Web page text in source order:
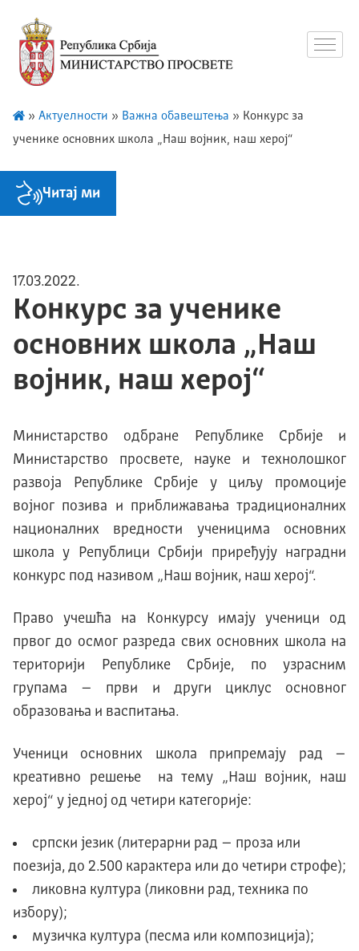
» Актуелности » Важна обавештења » Конкурс за
ученике основних школа „Наш војник, наш херој“
Читај ми
17.03.2022.
Конкурс за ученике
основних школа „Наш
војник, наш херој“
Министарство одбране Републике Србије и
Министарство просвете, науке и технолошког
развоја Републике Србије у циљу промоције
војног позива и приближавања традиционалних
националних вредности ученицима основних
школа у Републици Србији приређују наградни
конкурс под називом „Наш војник, наш херој“.
Право учешћа на Конкурсу имају ученици од
првог до осмог разреда свих основних школа на
територији Републике Србије, по узрасним
групама – први и други циклус основног
образовања и васпитања.
Ученици основних школа припремају рад –
креативно решење на тему „Наш војник, наш
херој“ у једној од четири категорије:
српски језик (литерарни рад – проза или
поезија, до 2.500 карактера или до четири строфе);
ликовна култура (ликовни рад, техника по
избору);
музичка култура (песма или композиција);